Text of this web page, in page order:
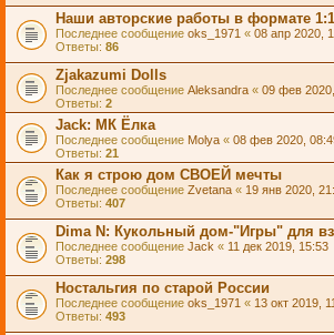
Наши авторские работы в формате
Последнее сообщение oks_1971 « 08 апр 2020,
Ответы: 86
Zjakazumi Dolls
Последнее сообщение Aleksandra « 09 фев
Ответы: 2
Jack: МК Ёлка
Последнее сообщение Molya « 08 фев 2020,
Ответы: 21
Как я строю дом СВОЕЙ мечты
Последнее сообщение Zvetana « 19 янв 2020,
Ответы: 407
Dima N: Кукольный дом-"Игры" для
Последнее сообщение Jack « 11 дек 2019, 15:53
Ответы: 298
Ностальгия по старой России
Последнее сообщение oks_1971 « 13 окт 2019,
Ответы: 493